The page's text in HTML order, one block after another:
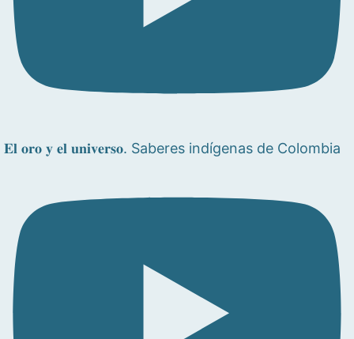
𝐄𝐥 𝐨𝐫𝐨 𝐲 𝐞𝐥 𝐮𝐧𝐢𝐯𝐞𝐫𝐬𝐨. Saberes indígenas de Colombia